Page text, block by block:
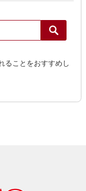
ることをおすすめし